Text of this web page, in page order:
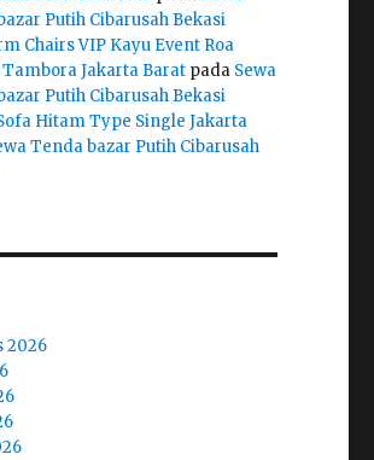
Putih Cibarusah Bekasi
Chairs VIP Kayu Event Roa
Jakarta Barat pada Sewa
Putih Cibarusah Bekasi
Hitam Type Single Jakarta
Tenda bazar Putih Cibarusah
2026